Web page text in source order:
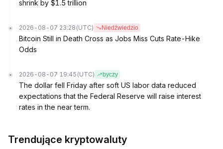
shrink by $1.5 trillion
2026-08-07 23:28 (UTC) Niedźwiedzio
Bitcoin Still in Death Cross as Jobs Miss Cuts Rate-Hike
Odds
2026-08-07 19:45 (UTC) byczy
The dollar fell Friday after soft US labor data reduced
expectations that the Federal Reserve will raise interest
rates in the near term.
Trendujące kryptowaluty